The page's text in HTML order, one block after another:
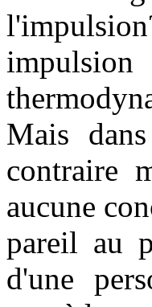
Mais
contraire
aucune
pareil au
d'une